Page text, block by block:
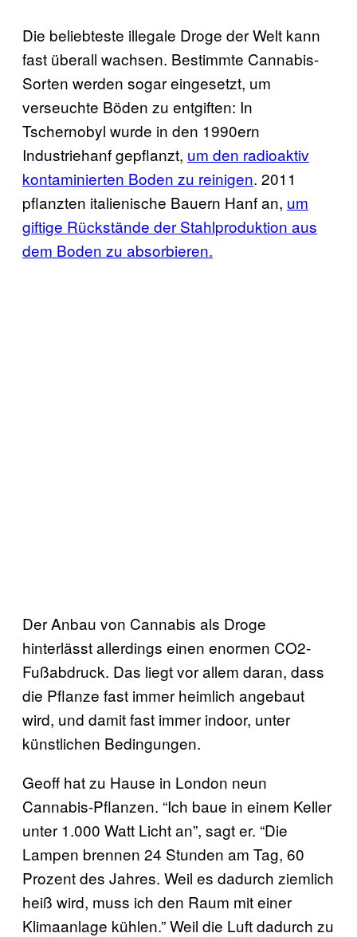
Die beliebteste illegale Droge der Welt kann
fast überall wachsen. Bestimmte Cannabis-
Sorten werden sogar eingesetzt, um
verseuchte Böden zu entgiften: In
Tschernobyl wurde in den 1990ern
Industriehanf gepflanzt, um den radioaktiv
kontaminierten Boden zu reinigen. 2011
pflanzten italienische Bauern Hanf an, um
giftige Rückstände der Stahlproduktion aus
dem Boden zu absorbieren.
Der Anbau von Cannabis als Droge
hinterlässt allerdings einen enormen CO2-
Fußabdruck. Das liegt vor allem daran, dass
die Pflanze fast immer heimlich angebaut
wird, und damit fast immer indoor, unter
künstlichen Bedingungen.
Geoff hat zu Hause in London neun
Cannabis-Pflanzen. “Ich baue in einem Keller
unter 1.000 Watt Licht an”, sagt er. “Die
Lampen brennen 24 Stunden am Tag, 60
Prozent des Jahres. Weil es dadurch ziemlich
heiß wird, muss ich den Raum mit einer
Klimaanlage kühlen.” Weil die Luft dadurch zu